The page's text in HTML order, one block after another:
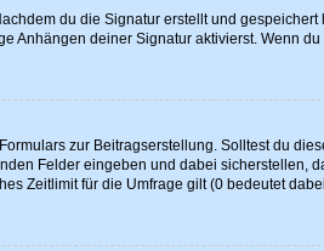
du die Signatur erstellt und
Anhängen deiner Signatur aktivierst. Wenn
zur Beitragserstellung. Solltest du
Felder eingeben und dabei sicherstellen,
Zeitlimit für die Umfrage gilt (0 bedeutet